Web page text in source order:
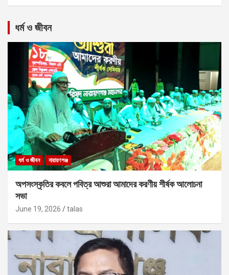
ধর্ম ও জীবন
ধর্ম ও জীবন নারায়ণগঞ্জ
অপসংস্কৃতির কবলে পবিত্র আশুরা আমাদের করণীয় শীর্ষক আলোচনা
সভা
June 19, 2026 talas